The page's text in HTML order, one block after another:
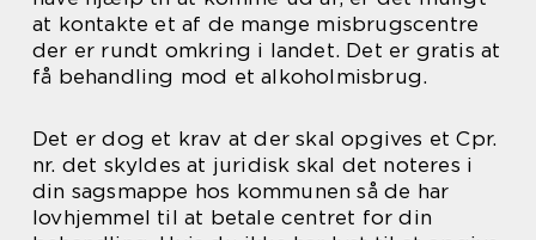
at kontakte et af de mange misbrugscentre
der er rundt omkring i landet. Det er gratis at
få behandling mod et alkoholmisbrug.
Det er dog et krav at der skal opgives et Cpr.
nr. det skyldes at juridisk skal det noteres i
din sagsmappe hos kommunen så de har
lovhjemmel til at betale centret for din